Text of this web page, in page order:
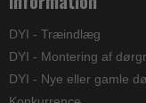
DYI - Træindlæg
DYI - Montering af
DYI - Nye eller gamle